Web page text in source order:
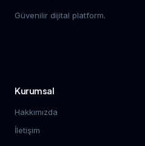
Güvenilir dijital platform.
Kurumsal
Hakkımızda
İletişim